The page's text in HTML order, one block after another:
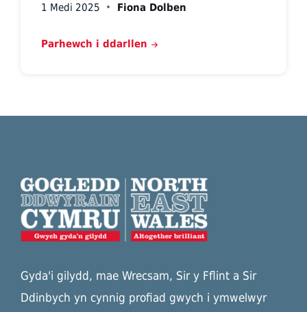
1 Medi 2025 Fiona Dolben
Parhewch i ddarllen
Gyda'i gilydd, mae Wrecsam, Sir y Fflint a Sir
Ddinbych yn cynnig profiad gwych i ymwelwyr